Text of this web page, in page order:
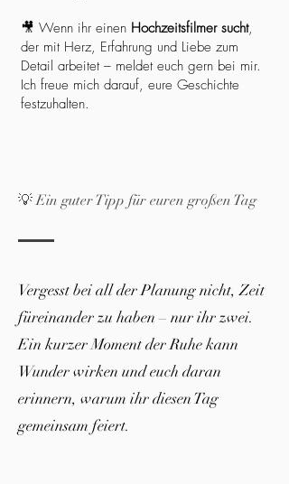
🎥 Wenn ihr einen Hochzeitsfilmer sucht,
der mit Herz, Erfahrung und Liebe zum
Detail arbeitet – meldet euch gern bei mir.
Ich freue mich darauf, eure Geschichte
festzuhalten.
💡 Ein guter Tipp für euren großen Tag
Vergesst bei all der Planung nicht, Zeit
füreinander zu haben – nur ihr zwei.
Ein kurzer Moment der Ruhe kann
Wunder wirken und euch daran
erinnern, warum ihr diesen Tag
gemeinsam feiert.